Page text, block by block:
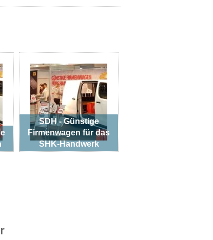
SDH - Günstige
Firmenwagen für das
SHK-Handwerk